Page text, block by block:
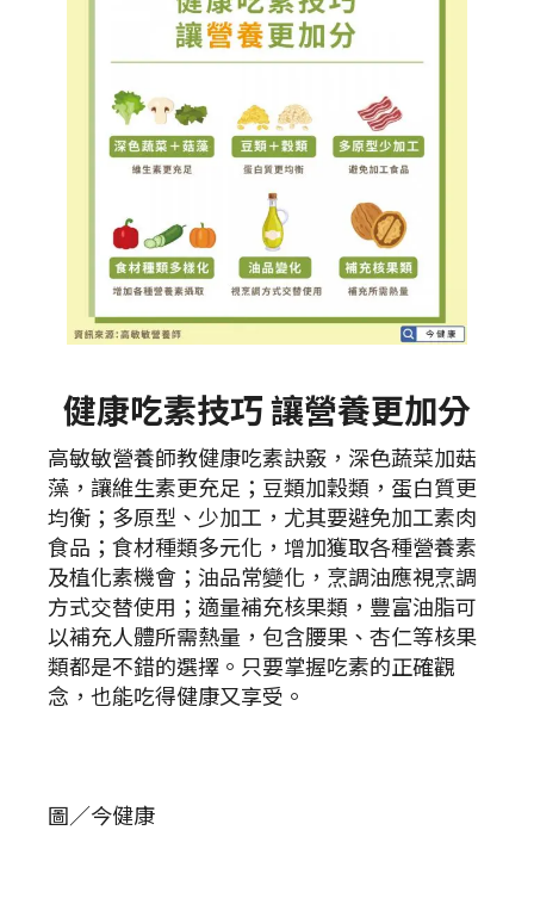
健康吃素技巧 讓營養更加分
高敏敏營養師教健康吃素訣竅，深色蔬菜加菇
藻，讓維生素更充足；豆類加穀類，蛋白質更
均衡；多原型、少加工，尤其要避免加工素肉
食品；食材種類多元化，增加獲取各種營養素
及植化素機會；油品常變化，烹調油應視烹調
方式交替使用；適量補充核果類，豐富油脂可
以補充人體所需熱量，包含腰果、杏仁等核果
類都是不錯的選擇。只要掌握吃素的正確觀
念，也能吃得健康又享受。
圖／今健康